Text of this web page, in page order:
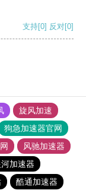
支持[0] 反对[0]
旋风加速
狗急加速器官网
风驰加速器
加速器
酷通加速器